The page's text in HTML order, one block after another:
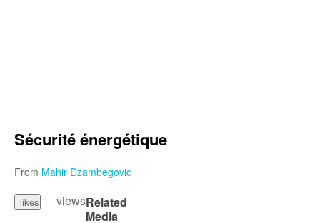
Sécurité énergétique
From Mahir Dzambegovic
likes viewsRelated
Media